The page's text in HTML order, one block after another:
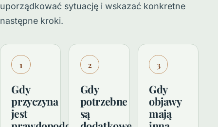
uporządkować sytuację i wskazać konkretne
następne kroki.
1
Gdy
przyczyna
jest
2
Gdy
potrzebne
są
3
Gdy
objawy
mają